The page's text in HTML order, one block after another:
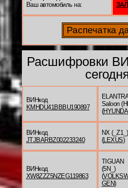
Ваш автомобиль на:
Расшифровки
ВИНкод
KMHDU41BBBU190897
Saloon
(HYUNDAI
ВИНкод
JTJBARBZ002233240
NX (_Z1_)
(LEXUS)
ВИНкод
XW8ZZZ5NZEG119863
TIGUAN
(5N_)
(
GEN)